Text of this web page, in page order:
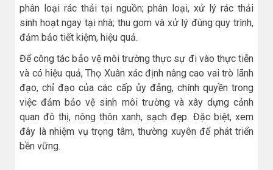
phân loại rác thải tại nguồn; phân loại, xử lý rác thải
sinh hoạt ngay tại nhà; thu gom và xử lý đúng quy trình,
đảm bảo tiết kiệm, hiệu quả.
Để công tác bảo vệ môi trường thực sự đi vào thực tiễn
và có hiệu quả, Thọ Xuân xác định nâng cao vai trò lãnh
đạo, chỉ đạo của các cấp ủy đảng, chính quyền trong
việc đảm bảo vệ sinh môi trường và xây dựng cảnh
quan đô thị, nông thôn xanh, sạch đẹp. Đặc biệt, xem
đây là nhiệm vụ trọng tâm, thường xuyên để phát triển
bền vững.